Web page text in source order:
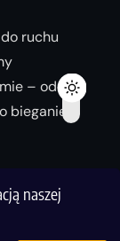
naszej
ruchu
– od
bieganie
wersję!